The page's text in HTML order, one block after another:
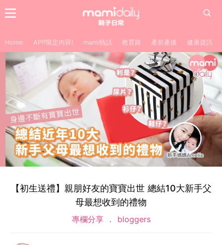
Home APP限定內容! mami熱話 教育路 產前產後 健康資訊
【初生送禮】親朋好友的寶寶出世 總結10大新手父
母最想收到的禮物
專欄分享 bloggers